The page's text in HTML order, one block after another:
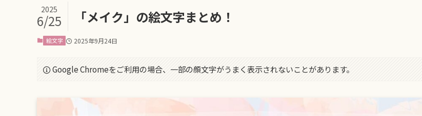
「メイク」の絵文字まとめ！
2025
6/25
絵文字 2025年9月24日
Google Chromeをご利用の場合、一部の顔文字がうまく表示されないことがあります。